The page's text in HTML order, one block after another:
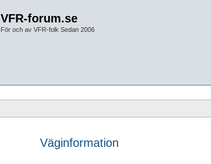
VFR-forum.se
För och av VFR-folk Sedan 2006
Väginformation